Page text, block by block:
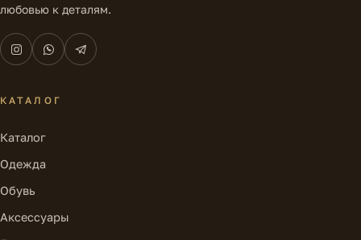
любовью к деталям.
КАТАЛОГ
Каталог
Одежда
Обувь
Аксессуары